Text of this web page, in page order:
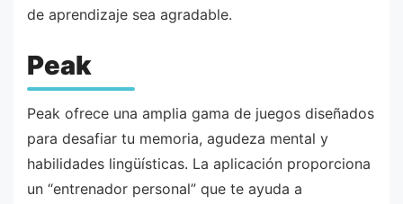
de aprendizaje sea agradable.
Peak
Peak ofrece una amplia gama de juegos diseñados
para desafiar tu memoria, agudeza mental y
habilidades lingüísticas. La aplicación proporciona
un “entrenador personal” que te ayuda a